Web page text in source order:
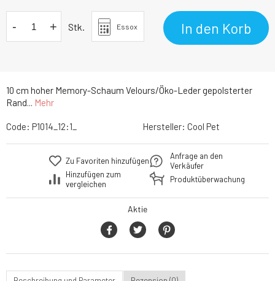
10 cm hoher Memory-Schaum Velours/Öko-Leder gepolsterter
Rand... Mehr
- + Stk. Essox In den Korb
Code: P1014_12:1_ Hersteller: Cool Pet
Zu Favoriten hinzufügen
Hinzufügen zum
vergleichen
Anfrage an den
Verkäufer
Produktüberwachung
Aktie